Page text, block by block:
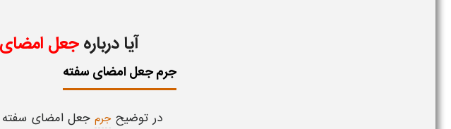
آیا دربارهجعل
جرم جعل امضای سفته
در توضیحجرم جعل امضای سفته